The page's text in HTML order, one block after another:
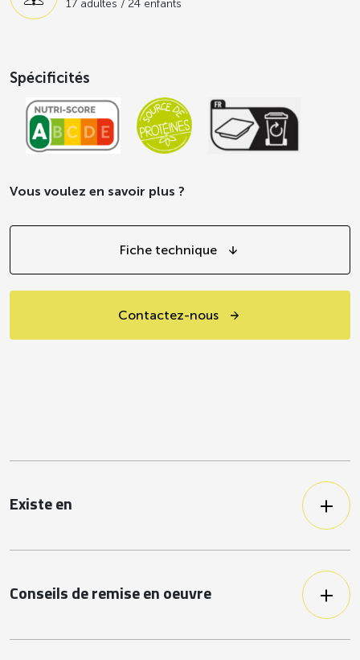
17 adultes / 24 enfants
Spécificités
Vous voulez en savoir plus ?
Fiche technique
Contactez-nous
Existe en
Conseils de remise en oeuvre
mettre au four chaud 35 à 40 min à